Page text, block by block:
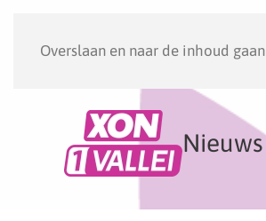
Overslaan en naar de inhoud gaan
Nieuws